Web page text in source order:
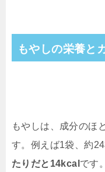
もやしの栄養と
もやしは、成分のほ
す。例えば1袋、約
たりだと14kcal です